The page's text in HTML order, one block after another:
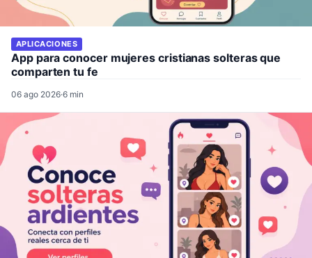
APLICACIONES
App para conocer mujeres cristianas solteras que
comparten tu fe
06 ago 2026·6 min